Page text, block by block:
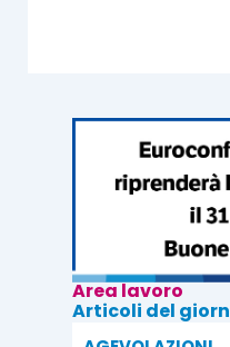
Area lavoro
Articoli del